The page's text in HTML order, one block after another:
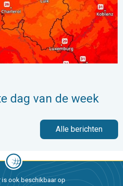
dag van de week
Alle berichten
is ook beschikbaar op